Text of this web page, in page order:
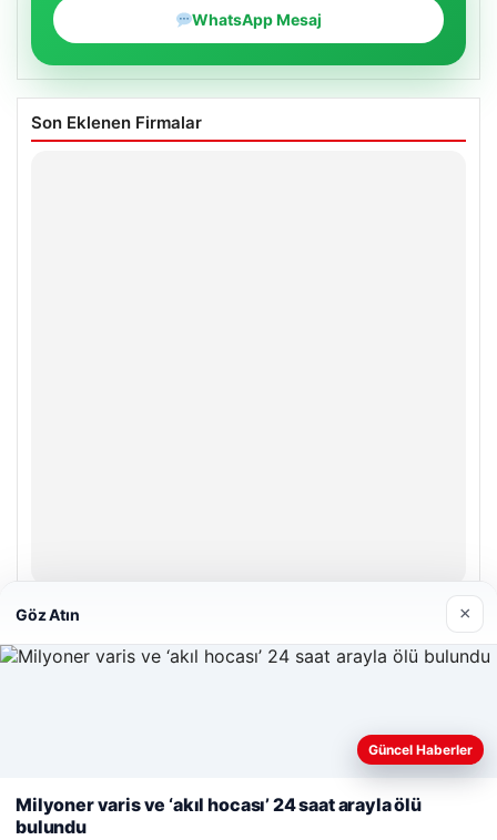
WhatsApp Mesaj
Son Eklenen Firmalar
Enes Kaplan Avukatlık Bürosu
© 2026 Yurt Gazete
Web sitemizi nasıl kullandığınızı daha iyi anlayabilmek,
kullanıyoruz.
Çerez Politikamız
Reddet
Göz Atın ×
Güncel Haberler
Milyoner varis ve ‘akıl hocası’ 24 saat arayla ölü
bulundu